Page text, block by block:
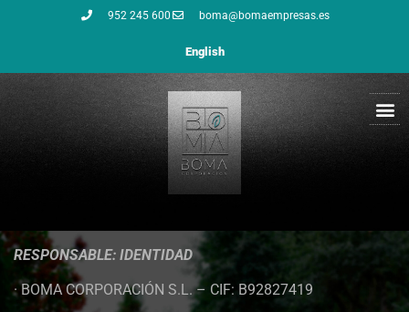
952 245 600 boma@bomaempresas.es
English
RESPONSABLE: IDENTIDAD
· BOMA CORPORACIÓN S.L. – CIF: B92827419